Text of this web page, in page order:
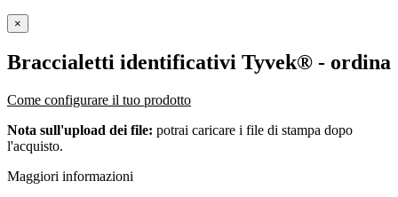
×
Braccialetti identificativi Tyvek® - ordina
Come configurare il tuo prodotto
Nota sull'upload dei file: potrai caricare i file di stampa dopo
l'acquisto.
Maggiori informazioni